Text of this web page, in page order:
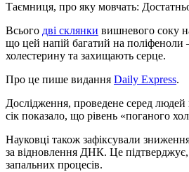
Таємниця, про яку мовчать:
Всього дві склянки вишневого соку
що цей напій багатий на
холестерину та захищають серце.
Про це пише видання Daily Express.
Дослідження, проведене серед
сік показало, що рівень «поганого
Науковці також зафіксували
за відновлення ДНК. Це
запальних процесів.